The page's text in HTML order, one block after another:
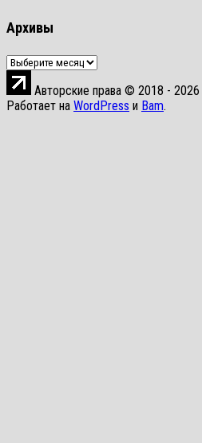
Архивы
Архивы
Авторские права © 2018 -
Работает на WordPress и Bam.